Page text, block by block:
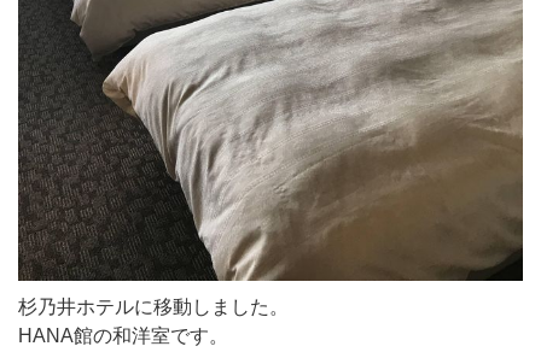
杉乃井ホテルに移動しました。
HANA館の和洋室です。